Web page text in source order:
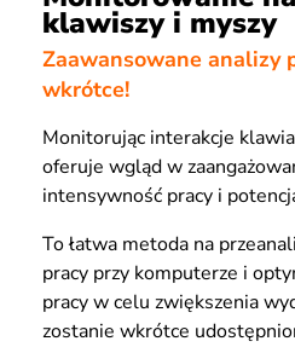
klawiszy i myszy
Zaawansowane analizy
wkrótce!
Monitorując interakcje
oferuje wgląd w
intensywność pracy i
To łatwa metoda na
pracy przy komputerze i
pracy w celu zwiększenia
zostanie wkrótce